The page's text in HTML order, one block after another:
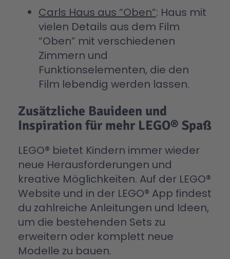
Carls Haus aus “Oben”: Haus mit
vielen Details aus dem Film
“Oben” mit verschiedenen
Zimmern und
Funktionselementen, die den
Film lebendig werden lassen.
Zusätzliche Bauideen und
Inspiration für mehr LEGO® Spaß
LEGO® bietet Kindern immer wieder
neue Herausforderungen und
kreative Möglichkeiten. Auf der LEGO®
Website und in der LEGO® App findest
du zahlreiche Anleitungen und Ideen,
um die bestehenden Sets zu
erweitern oder komplett neue
Modelle zu bauen.